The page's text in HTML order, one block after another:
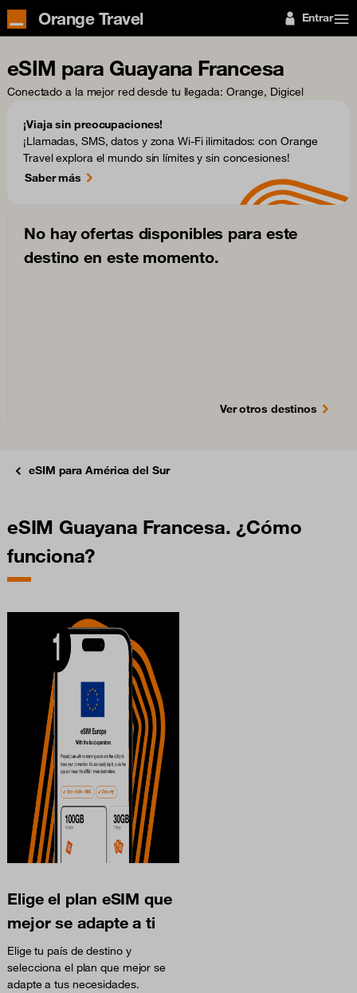
Orange Travel Entrar
eSIM para Guayana Francesa
Conectado a la mejor red desde tu llegada: Orange, Digicel
¡Viaja sin preocupaciones!
¡Llamadas, SMS, datos y zona Wi-Fi ilimitados: con Orange
Travel explora el mundo sin límites y sin concesiones!
Saber más
No hay ofertas disponibles para este
destino en este momento.
Ver otros destinos
eSIM para América del Sur
eSIM Guayana Francesa. ¿Cómo
funciona?
Elige el plan eSIM que
mejor se adapte a ti
Elige tu país de destino y
selecciona el plan que mejor se
adapte a tus necesidades.